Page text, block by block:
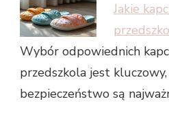
Jakie
Wybór odpowiednich
przedszkola jest
bezpieczeństwo są